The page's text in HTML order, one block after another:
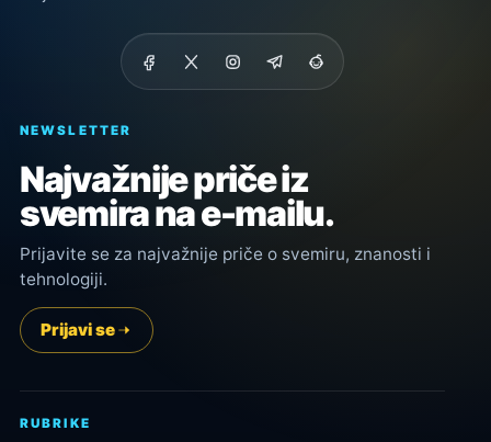
NEWSLETTER
Najvažnije priče iz
svemira na e-mailu.
Prijavite se za najvažnije priče o svemiru, znanosti i
tehnologiji.
Prijavi se
RUBRIKE